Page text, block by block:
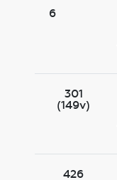
6
301
(149v)
426